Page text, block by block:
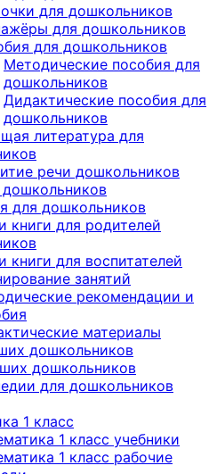
для дошкольников
для дошкольников
для дошкольников
Методические пособия для
дошкольников
Дидактические пособия для
дошкольников
литература для
речи дошкольников
для дошкольников
книги для родителей
книги для воспитателей
занятий
рекомендации и
материалы
дошкольников
дошкольников
для дошкольников
1 класс
1 класс учебники
1 класс рабочие